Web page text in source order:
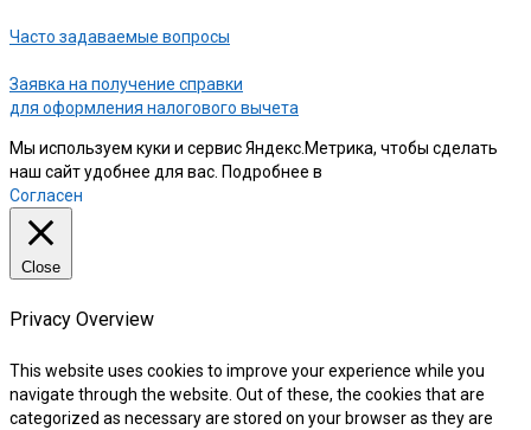
Часто задаваемые вопросы
Заявка на получение справки
для оформления налогового вычета
Мы используем куки и сервис Яндекс.Метрика, чтобы сделать
наш сайт удобнее для вас. Подробнее в
Согласен
Close
Privacy Overview
This website uses cookies to improve your experience while you
navigate through the website. Out of these, the cookies that are
categorized as necessary are stored on your browser as they are